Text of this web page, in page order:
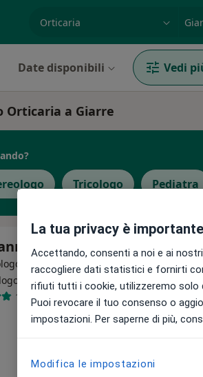
Date disponibili Vedi
a Giarre
Tricologo Pediatra
Torrisi
Tricologo,
Altro
1813 recensioni
Oggi
7 Ago
La tua privacy è importante
Accettando, consenti a noi e ai
raccogliere dati statistici e fornirti
rifiuti tutti i cookie, utilizzeremo solo
Puoi revocare il tuo consenso o
impostazioni. Per saperne di più,
Modifica le impostazioni